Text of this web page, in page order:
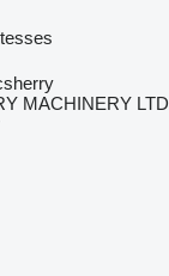
MACHINERY LTD